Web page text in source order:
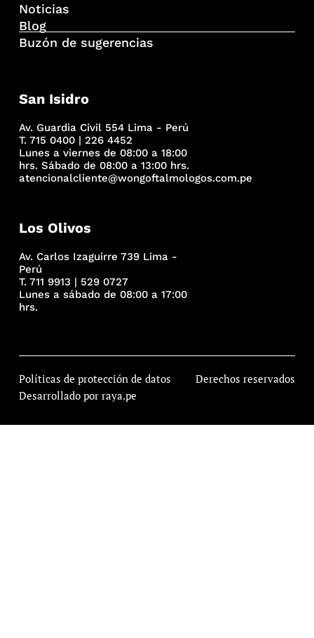
Noticias
Blog
Buzón de sugerencias
San Isidro
Av. Guardia Civil 554 Lima - Perú
T. 715 0400 | 226 4452
Lunes a viernes de 08:00 a 18:00
hrs. Sábado de 08:00 a 13:00 hrs.
atencionalcliente@wongoftalmologos.com.pe
Los Olivos
Av. Carlos Izaguirre 739 Lima -
Perú
T. 711 9913 | 529 0727
Lunes a sábado de 08:00 a 17:00
hrs.
Políticas de protección de datos
Desarrollado por raya.pe
Derechos reservados